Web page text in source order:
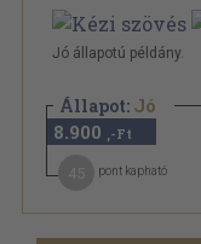
Jó állapotú példány.
Állapot: Jó
8.900 ,-Ft
pont kapható